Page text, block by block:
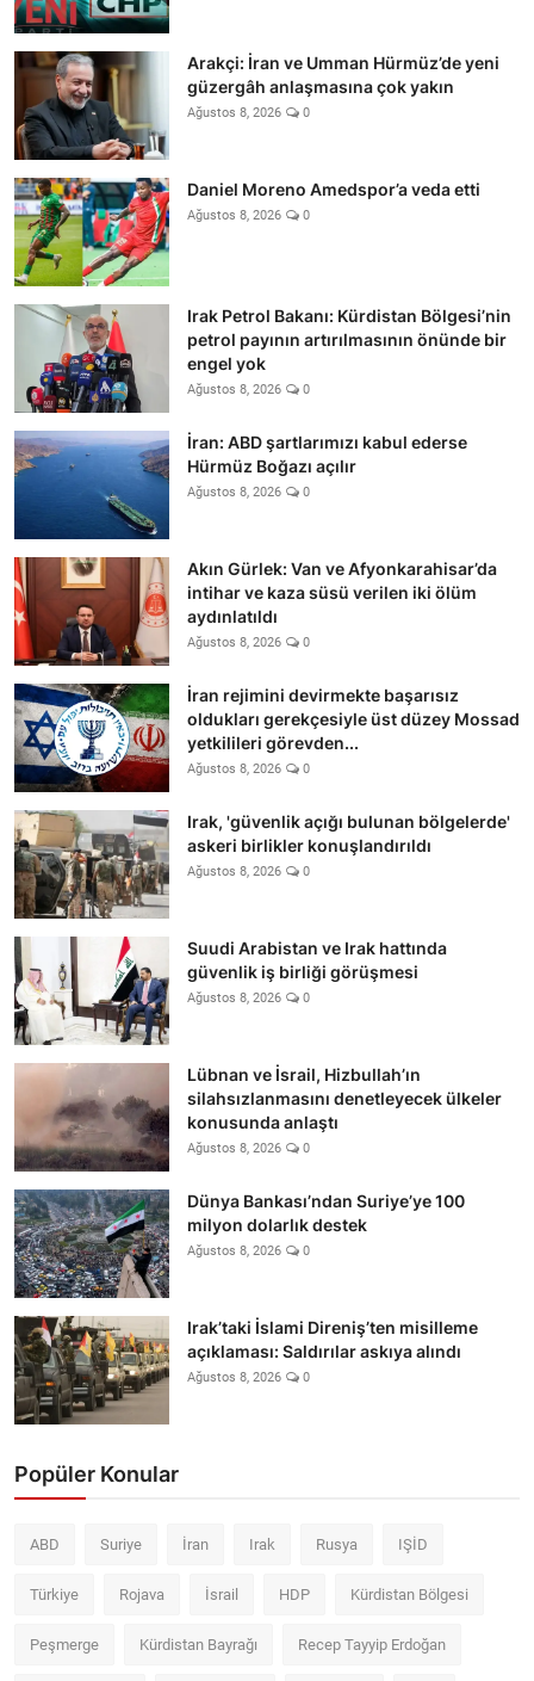
Arakçi: İran ve Umman Hürmüz’de yeni
güzergâh anlaşmasına çok yakın
Ağustos 8, 2026 0
Daniel Moreno Amedspor’a veda etti
Ağustos 8, 2026 0
Irak Petrol Bakanı: Kürdistan Bölgesi’nin
petrol payının artırılmasının önünde bir
engel yok
Ağustos 8, 2026 0
İran: ABD şartlarımızı kabul ederse
Hürmüz Boğazı açılır
Ağustos 8, 2026 0
Akın Gürlek: Van ve Afyonkarahisar’da
intihar ve kaza süsü verilen iki ölüm
aydınlatıldı
Ağustos 8, 2026 0
İran rejimini devirmekte başarısız
oldukları gerekçesiyle üst düzey Mossad
yetkilileri görevden...
Ağustos 8, 2026 0
Irak, 'güvenlik açığı bulunan bölgelerde'
askeri birlikler konuşlandırıldı
Ağustos 8, 2026 0
Suudi Arabistan ve Irak hattında
güvenlik iş birliği görüşmesi
Ağustos 8, 2026 0
Lübnan ve İsrail, Hizbullah’ın
silahsızlanmasını denetleyecek ülkeler
konusunda anlaştı
Ağustos 8, 2026 0
Dünya Bankası’ndan Suriye’ye 100
milyon dolarlık destek
Ağustos 8, 2026 0
Irak’taki İslami Direniş’ten misilleme
açıklaması: Saldırılar askıya alındı
Ağustos 8, 2026 0
Popüler Konular
ABD Suriye İran Irak Rusya IŞİD
Türkiye Rojava İsrail HDP Kürdistan Bölgesi
Peşmerge Kürdistan Bayrağı Recep Tayyip Erdoğan